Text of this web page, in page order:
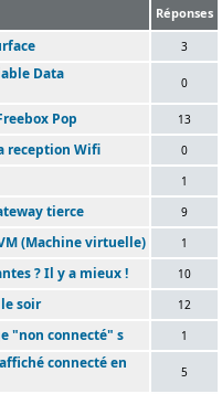
Réponses
3
Data
0
Pop 13
reception Wifi 0
1
tierce 9
(Machine virtuelle) 1
? Il y a mieux ! 10
soir 12
"non connecté" s 1
connecté en
5